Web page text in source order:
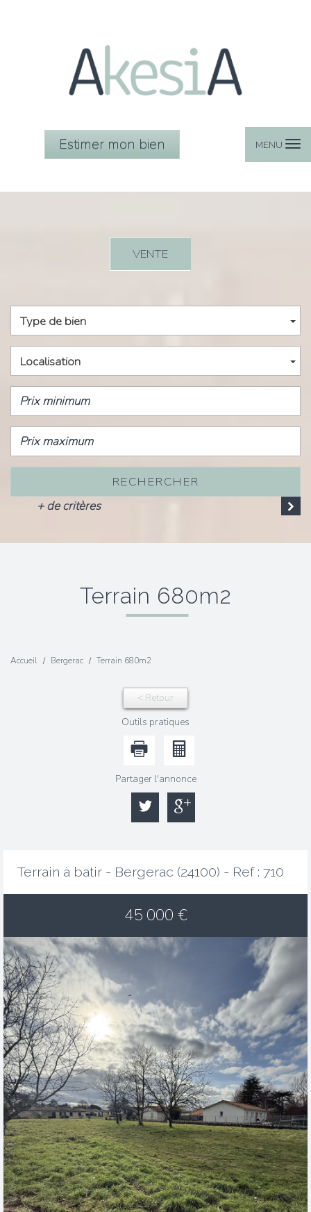
MENU
Estimer mon bien
VENTE
Type de bien
Localisation
RECHERCHER
+ de critères
terrain 680m2
Accueil Bergerac Terrain 680m2
< Retour
Outils pratiques
Partager l'annonce
Terrain à batir - Bergerac (24100) - Ref : 710
45 000 €